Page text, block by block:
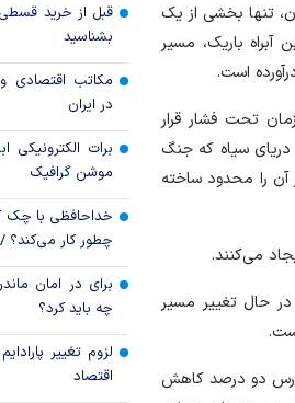
تنها بخشی از یک
باریک، مسیر
است.
تحت فشار قرار
از ۹ درصد به ۴ درصد سقوط کرده، دریای سیاه که جنگ
آن را محدود ساخته
می‌کنند.
در بنادر معطل یا در حال تغییر مسیر
دو درصد کاهش
کدام گروه‌های
رویه جدید ارز
جزئیات
تسعیر ارز واردات
بشناسید
مکاتب اقتصادی
در ایران
برات الکترونیکی
موشن گرافیک
خداحافظی با
چطور کار
برای در امان
چه باید کرد؟
لزوم تغییر
اقتصاد